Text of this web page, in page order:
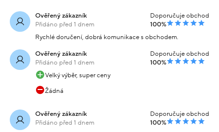
Ověřený zákazník
Přidáno před 1 dnem
Doporučuje obchod
100%
Rychlé doručení, dobrá komunikace s obchodem.
Ověřený zákazník
Přidáno před 1 dnem
Doporučuje obchod
100%
Velký výběr, super ceny
Žádná
Ověřený zákazník
Přidáno před 1 dnem
Doporučuje obchod
100%